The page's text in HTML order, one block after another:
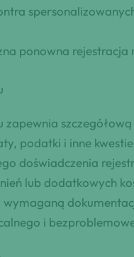
ponowna
zapewnia
podatki i inne
doświadczenia
lub dodatkowych
i